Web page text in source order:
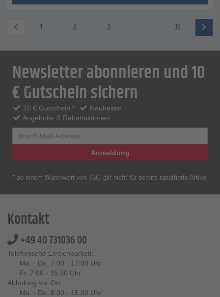
1 2 3 16
Newsletter abonnieren und 10
€ Gutschein sichern
10 € Gutschein *
Neuheiten
Angebots- & Rabattaktionen
Anmeldung
* ab einem Warenwert von 75€, gilt nicht für bereits rabattierte Artikel
Kontakt
+49 40 731036 00
Telefonische Erreichbarkeit:
Mo. - Do. 7:00 - 17:00 Uhr
Fr. 7:00 - 15:30 Uhr
Abholung vor Ort:
Mo. - Do. 8:00 - 15:00 Uhr